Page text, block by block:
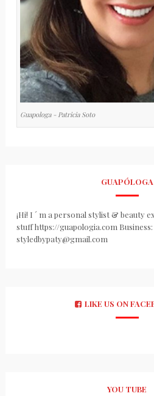
Guapologa - Patricia Soto
GUAPÓLOGA
¡Hi! I ´ m a personal stylist & beauty
stuff https://guapologia.com Business:
styledbypaty@gmail.com
LIKE US ON
YOU TUBE